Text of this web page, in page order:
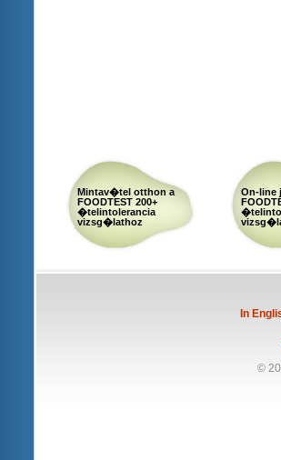
Mintav�tel otthon a
FOODTEST 200+
�telintolerancia
vizsg�lathoz
On-line
In
©